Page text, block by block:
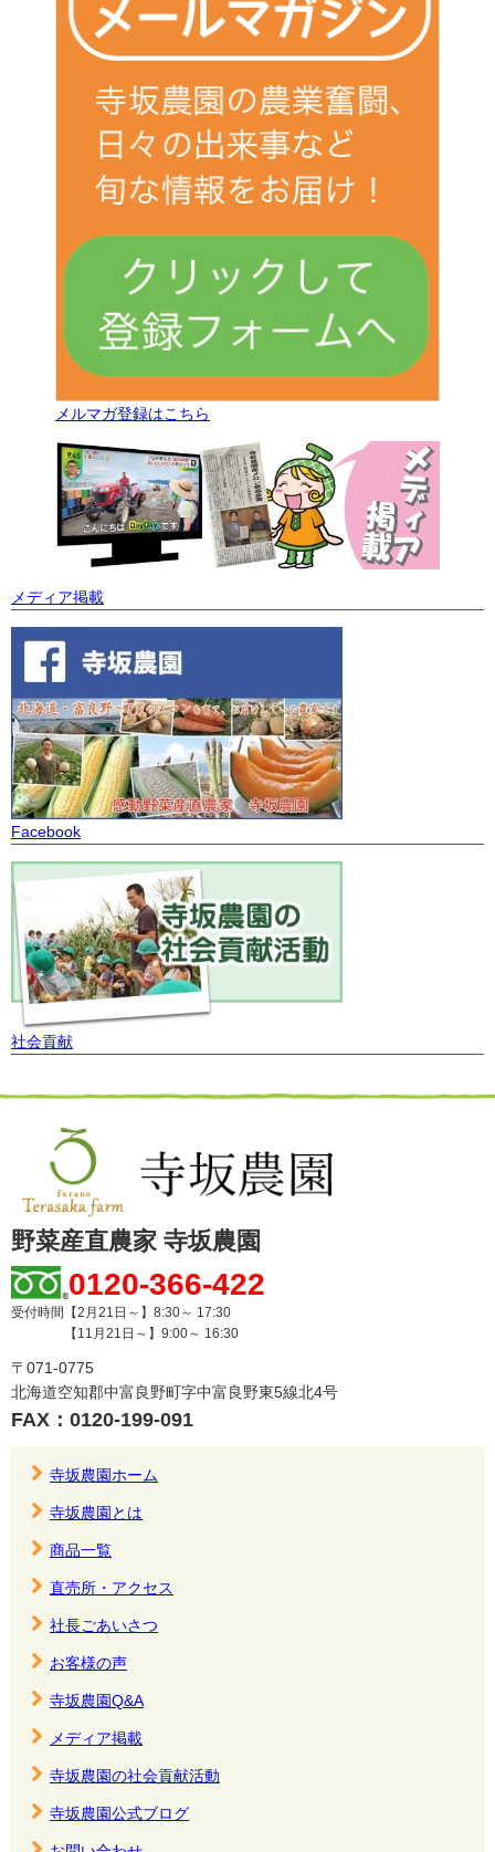
メルマガ登録はこちら
メディア掲載
Facebook
社会貢献
野菜産直農家 寺坂農園
0120-366-422
受付時間【2月21日～】8:30～ 17:30
【11月21日～】9:00～ 16:30
〒071-0775
北海道空知郡中富良野町字中富良野東5線北4号
FAX：0120-199-091
寺坂農園ホーム
寺坂農園とは
商品一覧
直売所・アクセス
社長ごあいさつ
お客様の声
寺坂農園Q&A
メディア掲載
寺坂農園の社会貢献活動
寺坂農園公式ブログ